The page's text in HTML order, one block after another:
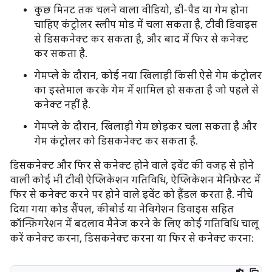
कुछ मिनट तक चलने वाला वीडियो, डी-पैड या गेम होना
चाहिए कंट्रोलर स्लीप मोड में चला सकता है, टीवी डिवाइस
से डिसकनेक्ट कर सकता है, और बाद में फिर से कनेक्ट
कर सकता है.
गेमप्ले के दौरान, कोई नया खिलाड़ी किसी ऐसे गेम कंट्रोलर
का इस्तेमाल करके गेम में शामिल हो सकता है जो पहले से
कनेक्ट नहीं है.
गेमप्ले के दौरान, खिलाड़ी गेम छोड़कर चला सकता है और
गेम कंट्रोलर को डिसकनेक्ट कर सकता है.
डिसकनेक्ट और फिर से कनेक्ट होने वाले इवेंट की वजह से होने
वाली कोई भी टीवी ऐप्लिकेशन गतिविधि, ऐप्लिकेशन मेनिफ़ेस्ट में
फिर से कनेक्ट करने पर होने वाले इवेंट को हैंडल करता है. नीचे
दिया गया कोड सैंपल, कीबोर्ड या नेविगेशन डिवाइस सहित
कॉन्फ़िगरेशन में बदलाव मैनेज करने के लिए कोई गतिविधि चालू
करें कनेक्ट करना, डिसकनेक्ट करना या फिर से कनेक्ट करना: